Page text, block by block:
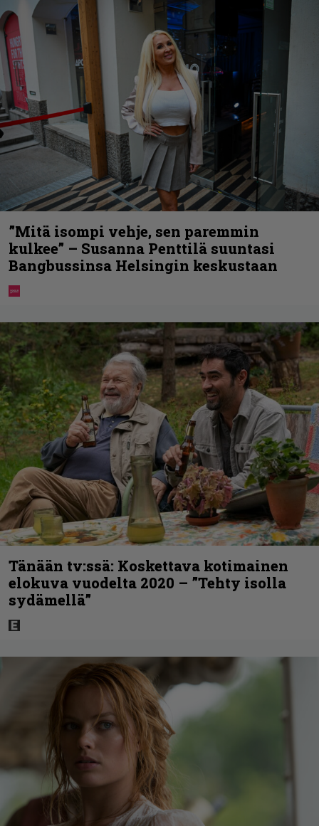
”Mitä isompi vehje, sen paremmin
kulkee” – Susanna Penttilä suuntasi
Bangbussinsa Helsingin keskustaan
Tänään tv:ssä: Koskettava kotimainen
elokuva vuodelta 2020 – ”Tehty isolla
sydämellä”